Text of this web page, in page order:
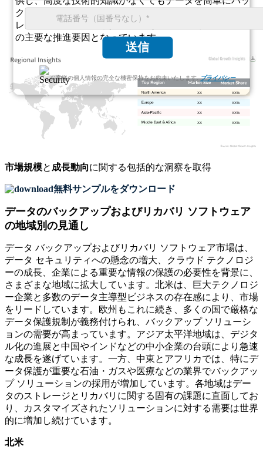
送信
お客様の個人情報の完全な機密保持をお約束いたします.プライバシー
クアップできるツールを好みます。個人用クラウド スト
レージ オプションの使用の増加が、この市場セグメント
の主要な推進要因となっています。
XX%
XX
XX%
XX
XX%
XX
XX%
XX
市場規模と 成長動向に関する包括的な洞察を取得
無料サンプルをダウンロード
データのバックアップおよびリカバリ ソフトウェア
の地域別の見通し
データ バックアップおよびリカバリ ソフトウェア市場は、
データ セキュリティへの懸念の増大、クラウド テクノロジ
ーの成長、企業による重要な情報の保護の必要性を背景に、
さまざまな地域に拡大しています。北米は、巨大テクノロジ
ー企業と多数のデータ主導型ビジネスの存在感により、市場
をリードしています。欧州もこれに続き、多くの国で厳格な
データ保護規制が義務付けられ、バックアップ ソリューシ
ョンの需要が高まっています。アジア太平洋地域は、デジタ
ル化の進展と中国やインドなどの中小企業の台頭により急速
な成長を遂げています。一方、中東とアフリカでは、特にデ
ータ保護が重要な石油・ガスや医療などの業界でバックアッ
プ ソリューションの採用が増加しています。各地域はデー
タのストレージとリカバリに関する固有の課題に直面してお
り、カスタマイズされたソリューションに対する需要は世界
的に増加し続けています。
北米